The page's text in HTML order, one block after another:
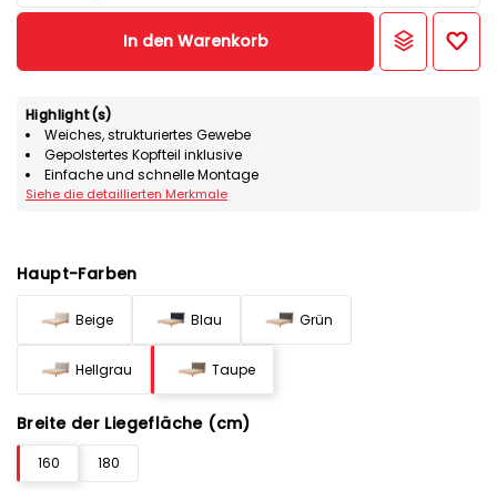
In den Warenkorb
Highlight(s)
Weiches, strukturiertes Gewebe
Gepolstertes Kopfteil inklusive
Einfache und schnelle Montage
Siehe die detaillierten Merkmale
Haupt-Farben
Beige Blau Grün
Hellgrau Taupe
Breite der Liegefläche (cm)
160 180